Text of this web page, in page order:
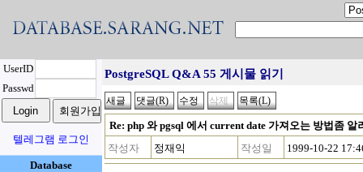
UserID
Passwd
텔레그램 로그인
Database
PostgreSQL Q&A 55 게시물 읽기
Re: php 와 pgsql 에서 current date 가져오는 방법좀 알
작성자
정재익 작성일 1999-10-22